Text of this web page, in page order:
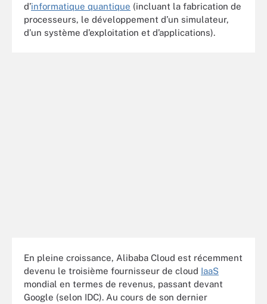
d’informatique quantique (incluant la fabrication de
processeurs, le développement d’un simulateur,
d’un système d’exploitation et d’applications).
En pleine croissance, Alibaba Cloud est récemment
devenu le troisième fournisseur de cloud IaaS
mondial en termes de revenus, passant devant
Google (selon IDC). Au cours de son dernier